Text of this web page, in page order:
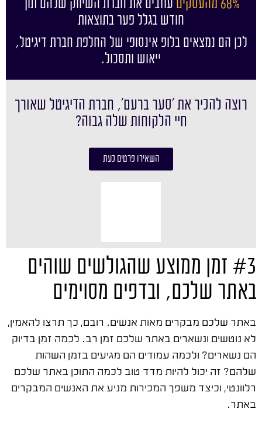
68% מהעסקים
עוזבים את חברת השיווק שלהם תוך
חודש בגלל פער בתוצאות
לכן הם נמצאים בלופ אינסופי של החלפת חברת דיגיטל,
ייאוש ותסכול.
רוצה להכיר את ׳סער ברעם׳, חברת הדיגיטל שאורך
חיי הלקוחות שלה גבוה?
השאירו פרטים כעת
#3 זמן ממוצע שהגולשים שוהים
באתר שלכם, ובדפים מסוימים
באתר שלכם מבקרים מאות אנשים. רובם, כך תרצו להאמין,
לא נוטשים ונשארים באתר שלכם זמן רב. לכמה זמן בדיוק
הם נשארים? ולכמה עמודים הם מגיעים בזמן השהות
שלהם? זה יכול להיות מדד טוב לכמה התוכן באתר שלכם
רלוונטי, וכיצד משפך המכירות מניע את האנשים המבקרים
באתר.